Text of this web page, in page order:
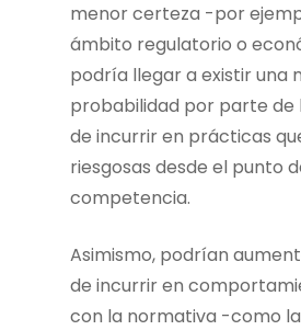
menor certeza -por
ámbito regulatorio o
podría llegar a existir una
probabilidad por parte de
de incurrir en prácticas
riesgosas desde el punto
competencia.
Asimismo, podrían
de incurrir en
con la normativa -como